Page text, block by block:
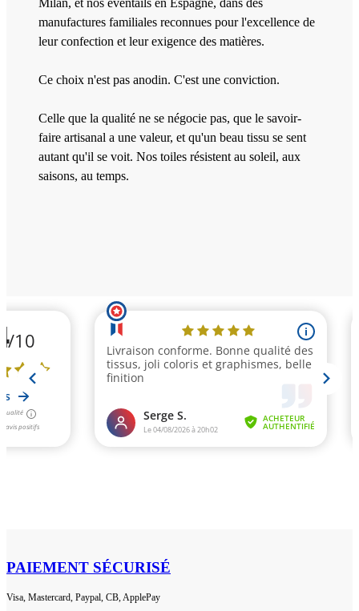
Milan, et nos éventails en Espagne, dans des
manufactures familiales reconnues pour l'excellence de
leur confection et leur exigence des matières.
Ce choix n'est pas anodin. C'est une conviction.
Celle que la qualité ne se négocie pas, que le savoir-
faire artisanal a une valeur, et qu'un beau tissu se sent
autant qu'il se voit. Nos toiles résistent au soleil, aux
saisons, au temps.
PAIEMENT SÉCURISÉ
Visa, Mastercard, Paypal, CB, ApplePay